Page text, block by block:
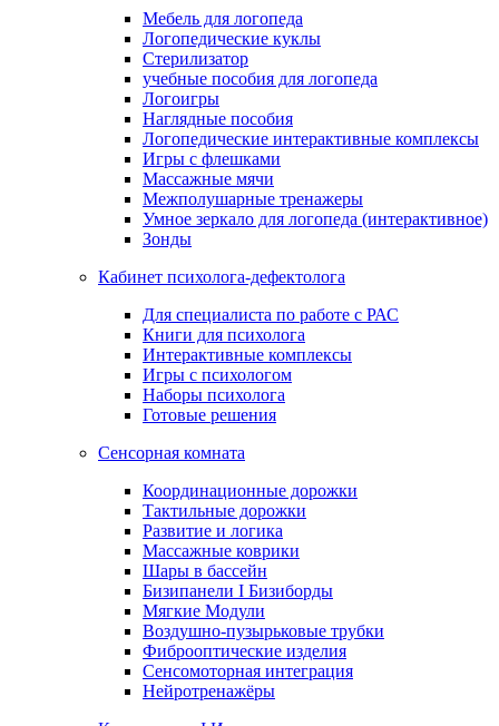
Мебель для логопеда
Логопедические куклы
Стерилизатор
учебные пособия для логопеда
Логоигры
Наглядные пособия
Логопедические интерактивные комплексы
Игры с флешками
Массажные мячи
Межполушарные тренажеры
Умное зеркало для логопеда (интерактивное)
Зонды
Кабинет психолога-дефектолога
Для специалиста по работе с РАС
Книги для психолога
Интерактивные комплексы
Игры с психологом
Наборы психолога
Готовые решения
Сенсорная комната
Координационные дорожки
Тактильные дорожки
Развитие и логика
Массажные коврики
Шары в бассейн
Бизипанели I Бизиборды
Мягкие Модули
Воздушно-пузырьковые трубки
Фиброоптические изделия
Сенсомоторная интеграция
Нейротренажёры